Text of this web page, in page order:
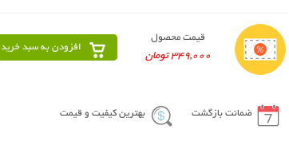
قیمت محصول
349,000 تومان
افزودن به سبد خرید
ضمانت بازگشت بهترین کیفیت و قیمت